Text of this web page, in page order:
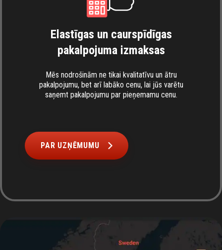
Elastīgas un caurspīdīgas
pakalpojuma izmaksas
Mēs nodrošinām ne tikai kvalitatīvu un ātru
pakalpojumu, bet arī labāko cenu, lai jūs varētu
saņemt pakalpojumu par pieņemamu cenu.
PAR UZŅĒMUMU